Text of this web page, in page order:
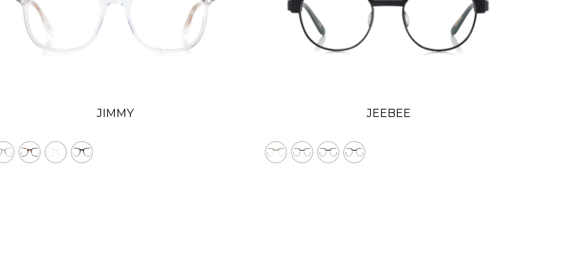
JIMMY
JEEBEE